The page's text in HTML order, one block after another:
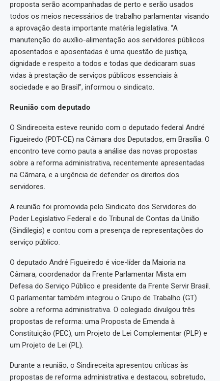
proposta serão acompanhadas de perto e serão usados
todos os meios necessários de trabalho parlamentar visando
a aprovação desta importante matéria legislativa. “A
manutenção do auxílio-alimentação aos servidores públicos
aposentados e aposentadas é uma questão de justiça,
dignidade e respeito a todos e todas que dedicaram suas
vidas à prestação de serviços públicos essenciais à
sociedade e ao Brasil”, informou o sindicato.
Reunião com deputado
O Sindireceita esteve reunido com o deputado federal André
Figueiredo (PDT-CE) na Câmara dos Deputados, em Brasília. O
encontro teve como pauta a análise das novas propostas
sobre a reforma administrativa, recentemente apresentadas
na Câmara, e a urgência de defender os direitos dos
servidores.
A reunião foi promovida pelo Sindicato dos Servidores do
Poder Legislativo Federal e do Tribunal de Contas da União
(Sindilegis) e contou com a presença de representações do
serviço público.
O deputado André Figueiredo é vice-líder da Maioria na
Câmara, coordenador da Frente Parlamentar Mista em
Defesa do Serviço Público e presidente da Frente Servir Brasil.
O parlamentar também integrou o Grupo de Trabalho (GT)
sobre a reforma administrativa. O colegiado divulgou três
propostas de reforma: uma Proposta de Emenda à
Constituição (PEC), um Projeto de Lei Complementar (PLP) e
um Projeto de Lei (PL).
Durante a reunião, o Sindireceita apresentou críticas às
propostas de reforma administrativa e destacou, sobretudo,